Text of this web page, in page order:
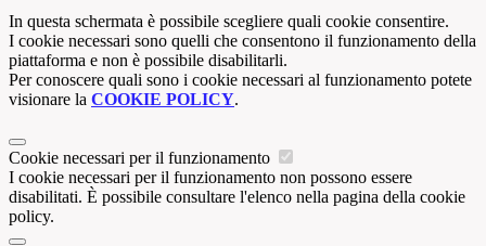
In questa schermata è possibile scegliere quali cookie consentire.
I cookie necessari sono quelli che consentono il funzionamento della
piattaforma e non è possibile disabilitarli.
Per conoscere quali sono i cookie necessari al funzionamento potete
visionare la COOKIE POLICY.
Cookie necessari per il funzionamento
I cookie necessari per il funzionamento non possono essere
disabilitati. È possibile consultare l'elenco nella pagina della cookie
policy.